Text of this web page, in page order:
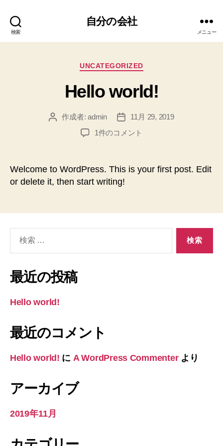
検索
自分の会社
メニュー
カ
ゴ
リ
UNCATEGORIZED
Hello world!
投
作成者:admin
投
稿
11月 29, 2019
Hello
1件のコメント
Welcome to WordPress. This is your first post. Edit
or delete it, then start writing!
象:
最近の投稿
Hello world!
最近のコメント
Hello world! に A WordPress Commenterより
アーカイブ
2019年11月